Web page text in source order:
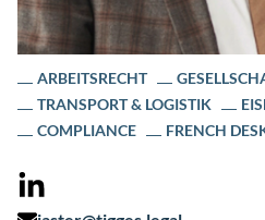
ARBEITSRECHT
TRANSPORT & LOGISTIK
COMPLIANCE
FRENCH